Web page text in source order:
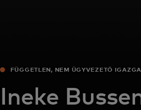
FÜGGETLEN, NEM ÜGYVEZETŐ
Ineke